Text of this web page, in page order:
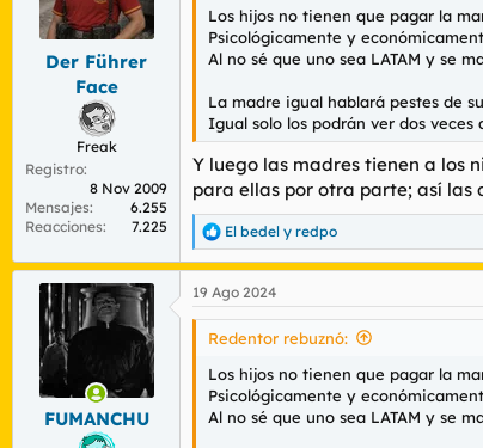
Der Führer
Face
Freak
Registro
8 Nov 2009
Mensajes
6.255
Reacciones
7.225
Los hijos no tienen que pagar la
Psicológicamente y
Al no sé que uno sea LATAM y se
La madre igual hablará pestes de
Igual solo los podrán ver dos veces
Y luego las madres tienen a los
para ellas por otra parte; así las
R
e
a
c
c
El bedel y redpo
FUMANCHU
19 Ago 2024
Redentor rebuznó:
Los hijos no tienen que pagar la
Psicológicamente y
Al no sé que uno sea LATAM y se